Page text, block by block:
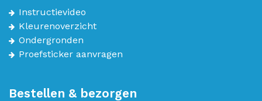
Instructievideo
Kleurenoverzicht
Ondergronden
Proefsticker aanvragen
Bestellen & bezorgen